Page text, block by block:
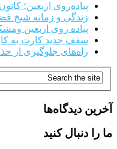
پیاده‌روی اربعین؛
زندگی و زمانه شیخ
پیاده روی اربعین
سقف جدید کارت به
راه‌های جلوگیری از
آخرین دیدگاه‌ها
ما را دنبال کنید